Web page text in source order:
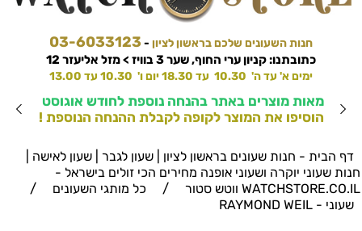
חנות השעונים שלכם בראשון לציון -
03-6033123
כתובתנו: קניון ערי החוף, שער 3 בוויז > מזל אליעזר 12
ימים א' עד ה' 10.30 עד 18.30 יום ו' 10.30 עד 13.00
מאות מוצרים באתר בהנחה נוספת לחודש אוגוסט
הוסיפו את המוצר לקופה לקבלת ההנחה הנוספת !
דף הבית - חנות שעונים בראשון לציון | שעון לגבר | שעון לאישה |
חנות שעוני יוקרה ושעוני אופנה מחירים הכי זולים בישראל -
WATCHSTORE.CO.IL ווטש סטור
/ כל מותגי השעונים /
שעוני - RAYMOND WEIL